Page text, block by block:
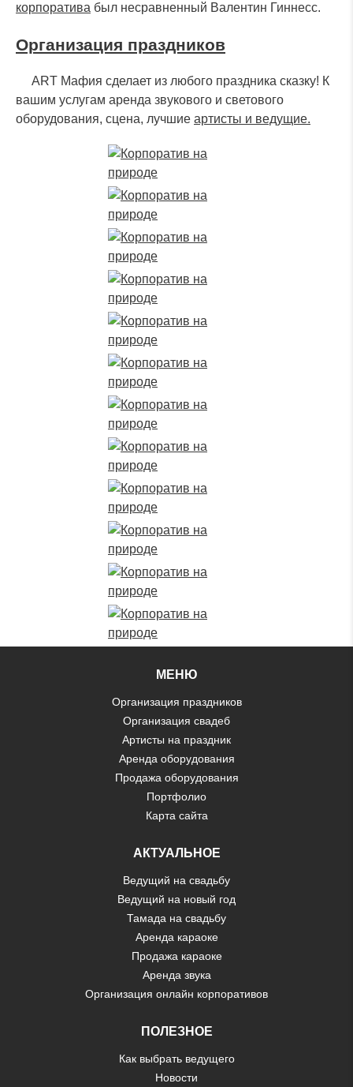
специалист свяжется с
вами в ближайшее время
корпоратива был несравненный Валентин Гиннесс.
Организация праздников
ART Мафия сделает из любого праздника сказку! К
вашим услугам аренда звукового и светового
оборудования, сцена, лучшие артисты и ведущие.
МЕНЮ
Организация праздников
Организация свадеб
Артисты на праздник
Аренда оборудования
Продажа оборудования
Портфолио
Карта сайта
АКТУАЛЬНОЕ
Ведущий на свадьбу
Ведущий на новый год
Тамада на свадьбу
Аренда караоке
Продажа караоке
Аренда звука
Организация онлайн корпоративов
ПОЛЕЗНОЕ
Как выбрать ведущего
Новости